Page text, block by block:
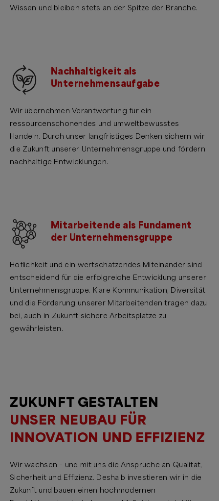
Wissen und bleiben stets an der Spitze der Branche.
Nachhaltigkeit als
Unternehmensaufgabe
Wir übernehmen Verantwortung für ein
ressourcenschonendes und umweltbewusstes
Handeln. Durch unser langfristiges Denken sichern wir
die Zukunft unserer Unternehmensgruppe und fördern
nachhaltige Entwicklungen.
Mitarbeitende als Fundament
der Unternehmensgruppe
Höflichkeit und ein wertschätzendes Miteinander sind
entscheidend für die erfolgreiche Entwicklung unserer
Unternehmensgruppe. Klare Kommunikation, Diversität
und die Förderung unserer Mitarbeitenden tragen dazu
bei, auch in Zukunft sichere Arbeitsplätze zu
gewährleisten.
ZUKUNFT GESTALTEN
UNSER NEUBAU FÜR
INNOVATION UND EFFIZIENZ
Wir wachsen – und mit uns die Ansprüche an Qualität,
Sicherheit und Effizienz. Deshalb investieren wir in die
Zukunft und bauen einen hochmodernen